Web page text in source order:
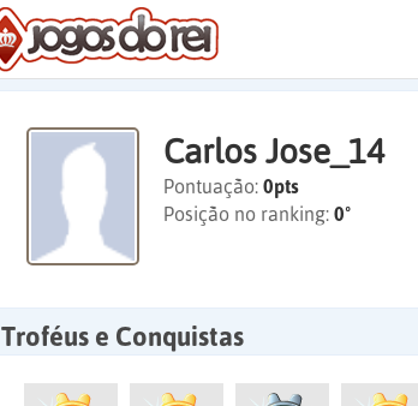
Carlos Jose_14
Pontuação: 0pts
Posição no ranking: 0º
Troféus e Conquistas